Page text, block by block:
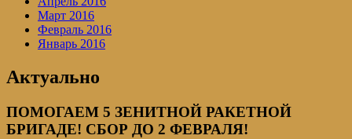
Март 2016
Февраль 2016
Январь 2016
Актуально
ПОМОГАЕМ 5 ЗЕНИТНОЙ РАКЕТНОЙ
БРИГАДЕ! СБОР ДО 2 ФЕВРАЛЯ!